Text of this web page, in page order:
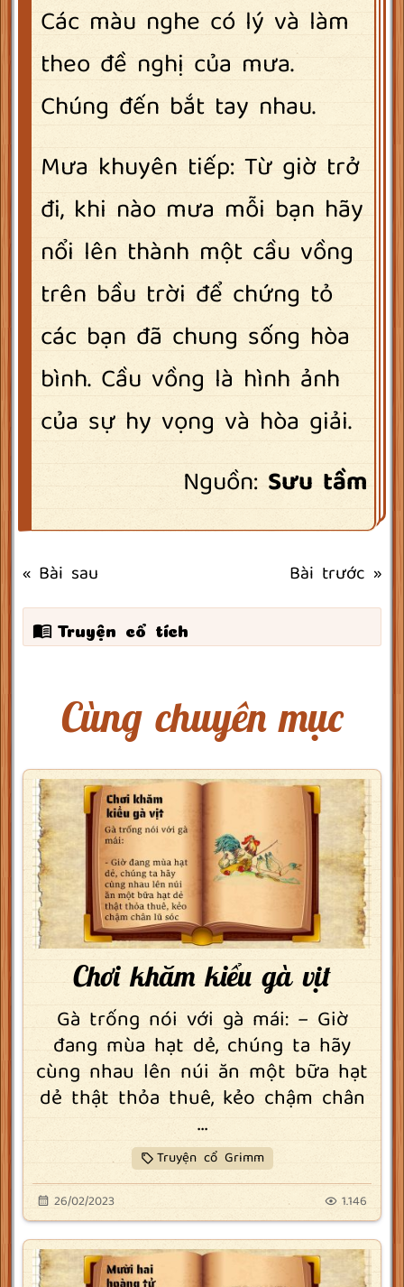
Các màu nghe có lý và làm
theo đề nghị của mưa.
Chúng đến bắt tay nhau.
Mưa khuyên tiếp: Từ giờ trở
đi, khi nào mưa mỗi bạn hãy
nổi lên thành một cầu vồng
trên bầu trời để chứng tỏ
các bạn đã chung sống hòa
bình. Cầu vồng là hình ảnh
của sự hy vọng và hòa giải.
Nguồn: Sưu tầm
« Bài sau Bài trước »
Truyện cổ tích
Cùng chuyên mục
Chơi khăm kiểu gà vịt
Gà trống nói với gà mái: – Giờ
đang mùa hạt dẻ, chúng ta hãy
cùng nhau lên núi ăn một bữa hạt
dẻ thật thỏa thuê, kẻo chậm chân
...
Truyện cổ Grimm
26/02/2023 1.146